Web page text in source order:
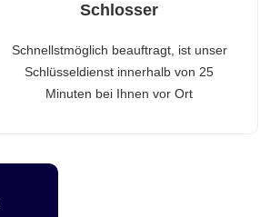
Schlosser
Schnellstmöglich beauftragt, ist unser
Schlüsseldienst innerhalb von 25
Minuten bei Ihnen vor Ort